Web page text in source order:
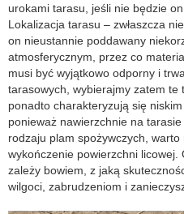
urokami tarasu, jeśli nie będzie on
Lokalizacja tarasu – zwłaszcza
on nieustannie poddawany
atmosferycznym, przez co
musi być wyjątkowo odporny i
tarasowych, wybierajmy zatem
ponadto charakteryzują się
ponieważ nawierzchnie na
rodzaju plam spożywczych,
wykończenie powierzchni
zależy bowiem, z jaką
wilgoci, zabrudzeniom i